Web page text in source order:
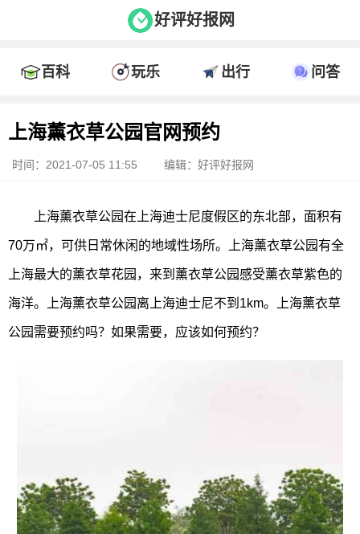
好评好报网
百科 玩乐 出行 问答
上海薰衣草公园官网预约
时间：2021-07-05 11:55 编辑：好评好报网
上海薰衣草公园在上海迪士尼度假区的东北部，面积有
70万㎡，可供日常休闲的地域性场所。上海薰衣草公园有全
上海最大的薰衣草花园，来到薰衣草公园感受薰衣草紫色的
海洋。上海薰衣草公园离上海迪士尼不到1km。上海薰衣草
公园需要预约吗？如果需要，应该如何预约？